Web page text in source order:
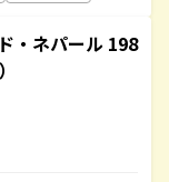
・ネパール 198